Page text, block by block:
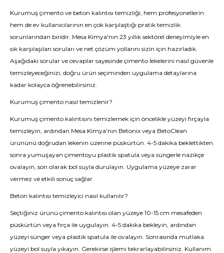
Kurumuş çimento ve beton kalıntısı temizliği, hem profesyonellerin
hem de ev kullanıcılarının en çok karşılaştığı pratik temizlik
sorunlarından biridir. Mesa Kimya'nın 23 yıllık sektörel deneyimiyle en
sık karşılaşılan soruları ve net çözüm yollarını sizin için hazırladık.
Aşağıdaki sorular ve cevaplar sayesinde çimento lekelerini nasıl güvenle
temizleyeceğinizi, doğru ürün seçiminden uygulama detaylarına
kadar kolayca öğrenebilirsiniz.
Kurumuş çimento nasıl temizlenir?
Kurumuş çimento kalıntısını temizlemek için öncelikle yüzeyi fırçayla
temizleyin, ardından Mesa Kimya'nın Betonix veya BetoClean
ürününü doğrudan lekenin üzerine püskürtün. 4-5 dakika beklettikten
sonra yumuşayan çimentoyu plastik spatula veya süngerle nazikçe
ovalayın, son olarak bol suyla durulayın. Uygulama yüzeye zarar
vermez ve etkili sonuç sağlar.
Beton kalıntısı temizleyici nasıl kullanılır?
Seçtiğiniz ürünü çimento kalıntısı olan yüzeye 10-15 cm mesafeden
püskürtün veya fırça ile uygulayın. 4-5 dakika bekleyin, ardından
yüzeyi sünger veya plastik spatula ile ovalayın. Sonrasında mutlaka
yüzeyi bol suyla yıkayın. Gerekirse işlemi tekrarlayabilirsiniz. Kullanım